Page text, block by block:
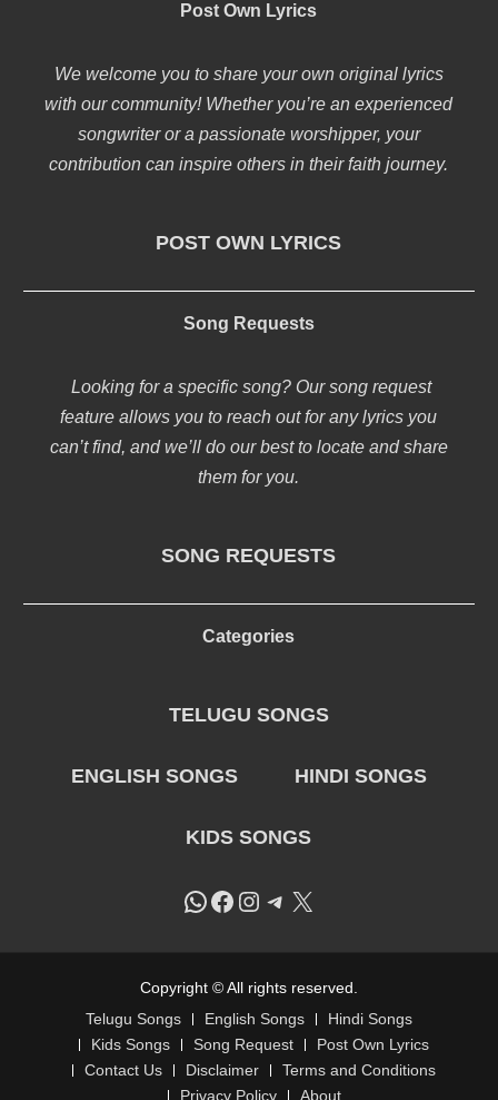
Post Own Lyrics
We welcome you to share your own original lyrics
with our community! Whether you’re an experienced
songwriter or a passionate worshipper, your
contribution can inspire others in their faith journey.
POST OWN LYRICS
Song Requests
Looking for a specific song? Our song request
feature allows you to reach out for any lyrics you
can’t find, and we’ll do our best to locate and share
them for you.
SONG REQUESTS
Categories
TELUGU SONGS
ENGLISH SONGS HINDI SONGS
KIDS SONGS
WhatsApp
Facebook
Instagram
Telegram
X
Copyright © All rights reserved.
Telugu Songs
English Songs
Hindi Songs
Kids Songs
Song Request
Post Own Lyrics
Contact Us
Disclaimer
Terms and Conditions
Privacy Policy
About